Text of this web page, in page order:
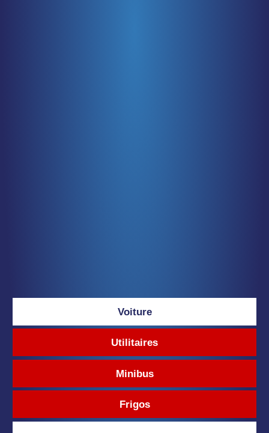
Voiture
Utilitaires
Minibus
Frigos